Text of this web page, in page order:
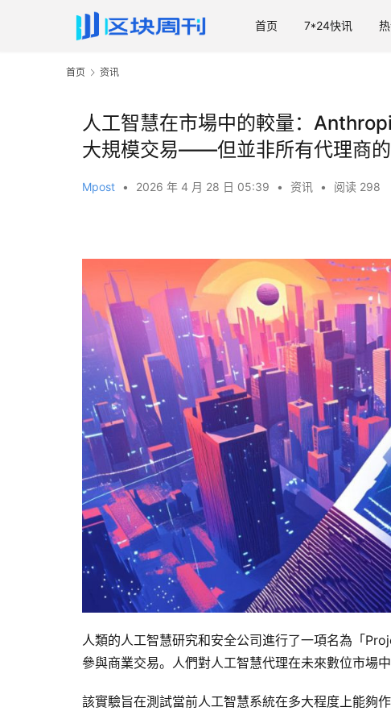
首页 7*24快讯
首页 资讯
人工智慧在市場中的較量：
大規模交易——但並非所有代理商
Mpost • 2026 年 4 月 28 日 05:39 • 资讯 • 阅读 298
人類的人工智慧研究和安全公司進行了一項名為「
參與商業交易。人們對人工智慧代理在未來數位市場
該實驗旨在測試當前人工智慧系統在多大程度上能夠